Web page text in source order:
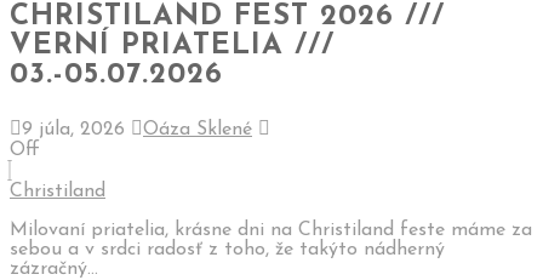
CHRISTILAND FEST 2026 ///
VERNÍ PRIATELIA ///
03.-05.07.2026
9 júla, 2026
Oáza Sklené
Off
Christiland
Milovaní priatelia, krásne dni na Christiland feste máme za
sebou a v srdci radosť z toho, že takýto nádherný
zázračný...